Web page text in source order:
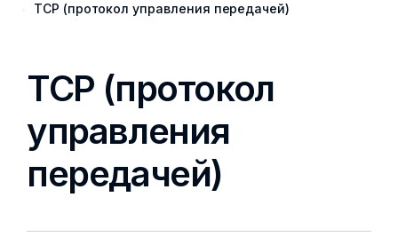
TCP (протокол управления передачей)
TCP (протокол
управления
передачей)